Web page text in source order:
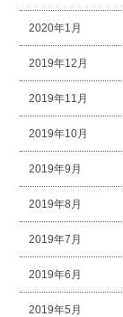
2020年1月
2019年12月
2019年11月
2019年10月
2019年9月
2019年8月
2019年7月
2019年6月
2019年5月